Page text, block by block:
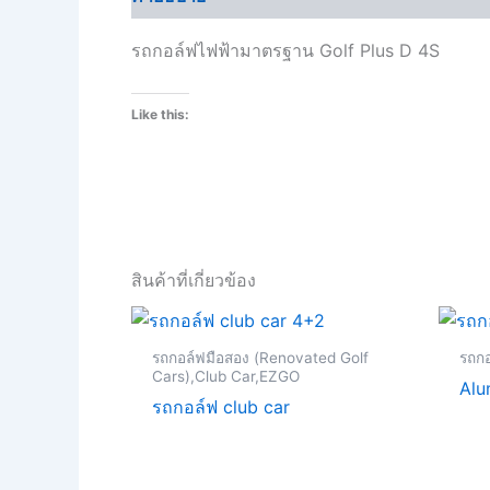
รถกอล์ฟไฟฟ้ามาตรฐาน Golf Plus D 4S
Like this:
สินค้าที่เกี่ยวข้อง
รถกอล์ฟมือสอง (Renovated Golf
Cars),Club Car,EZGO
รถกอล์ฟ club car
รถก